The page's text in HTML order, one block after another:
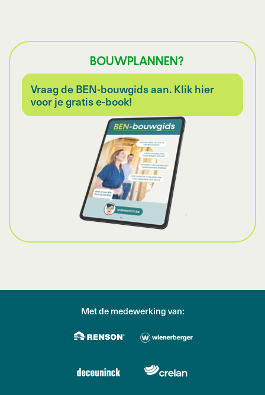
BOUWPLANNEN?
Vraag de BEN-bouwgids aan. Klik hier
voor je gratis e-book!
Met de medewerking van: